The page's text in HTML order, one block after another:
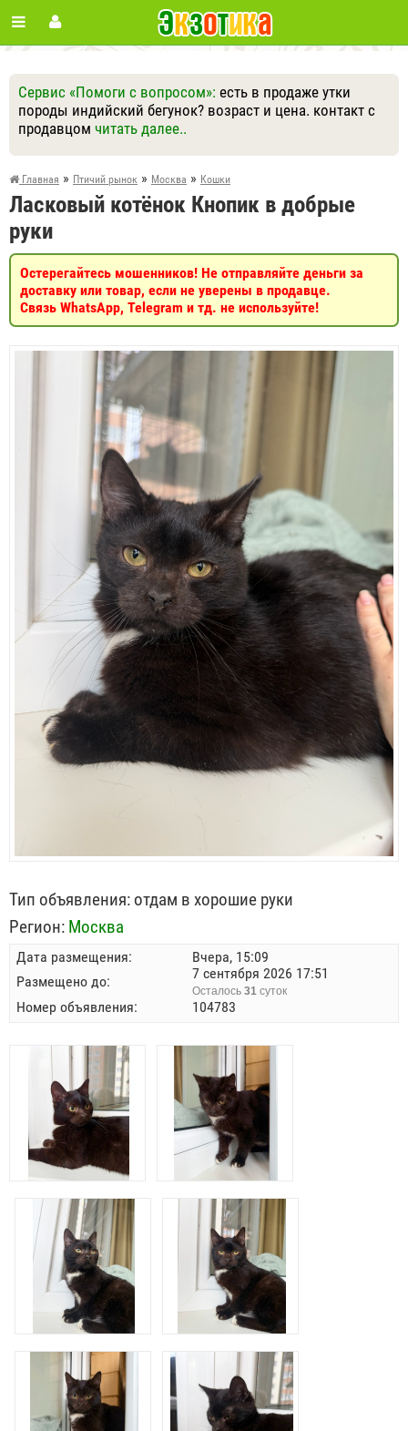
Сервис «Помоги с вопросом»: есть в продаже утки
породы индийский бегунок? возраст и цена. контакт с
продавцом читать далее..
Ответить Другие вопросы
Задать вопрос
Главная » Птичий рынок » Москва » Кошки
Ласковый котёнок Кнопик в добрые
руки
Остерегайтесь мошенников! Не отправляйте деньги за
доставку или товар, если не уверены в продавце.
Связь WhatsApp, Telegram и тд. не используйте!
Тип объявления:отдам в хорошие руки
Регион: Москва
Дата размещения:
Вчера, 15:09
Размещено до:
7 сентября 2026 17:51
Осталось 31 суток
Номер объявления: 104783